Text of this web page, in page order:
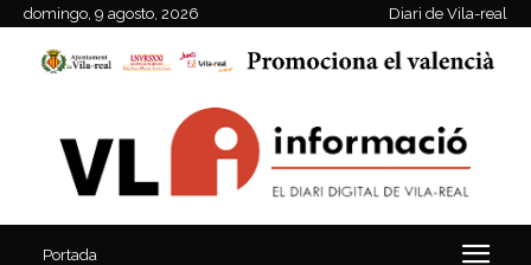
domingo, 9 agosto, 2026 Diari de Vila-real
Portada